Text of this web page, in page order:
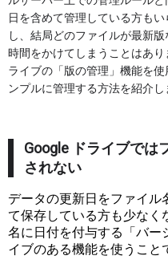
特集
講座
ヘルプ
日を含めて管理している方も
し、結局どのファイルが最新
時間をかけてしまうことはあ
ライブの「版の管理」機能を
ンプルに管理する方法を紹介し
Google ドライブでは
されない
データの更新日をファイル
て保存している方も少なく
名に日付を付与する「バー
イブのある機能を使うこと